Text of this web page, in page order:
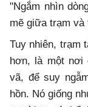
"Ngắm nhìn
mẽ giữa trạm và
Tuy nhiên, trạm
hơn, là một nơi
vã, để suy
hồn. Nó giống